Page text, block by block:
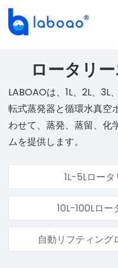
ロータリ
LABOAOは、1L、2L、3L
転式蒸発器と循環水真空
わせて、蒸発、蒸留、化
ムを提供します。
1L-5Lロー
10L-100Lロ
自動リフティング